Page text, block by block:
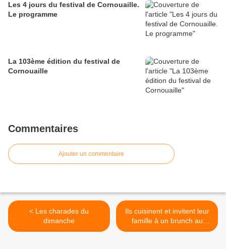
Les 4 jours du festival de Cornouaille.
Le programme
La 103ème édition du festival de
Cornouaille
Commentaires
Ajouter un commentaire
< Les charades du
dimanche
Ils cuisinent et invitent leur
famille à un brunch au
centre de loisirs de la MPT